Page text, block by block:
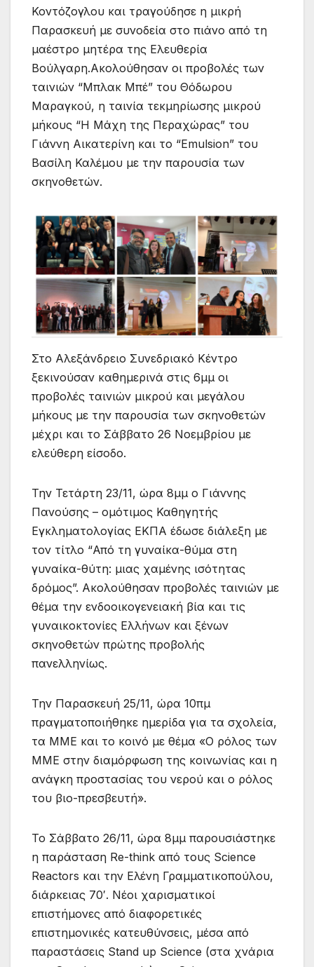
Κοντόζογλου και τραγούδησε η μικρή
Παρασκευή με συνοδεία στο πιάνο από τη
μαέστρο μητέρα της Ελευθερία
Βούλγαρη.Ακολούθησαν οι προβολές των
ταινιών “Μπλακ Μπέ” του Θόδωρου
Μαραγκού, η ταινία τεκμηρίωσης μικρού
μήκους “Η Μάχη της Περαχώρας” του
Γιάννη Αικατερίνη και το “Emulsion” του
Βασίλη Καλέμου με την παρουσία των
σκηνοθετών.
Στο Αλεξάνδρειο Συνεδριακό Κέντρο
ξεκινούσαν καθημερινά στις 6μμ οι
προβολές ταινιών μικρού και μεγάλου
μήκους με την παρουσία των σκηνοθετών
μέχρι και το Σάββατο 26 Νοεμβρίου με
ελεύθερη είσοδο.
Την Τετάρτη 23/11, ώρα 8μμ ο Γιάννης
Πανούσης – ομότιμος Καθηγητής
Εγκληματολογίας ΕΚΠΑ έδωσε διάλεξη με
τον τίτλο “Από τη γυναίκα-θύμα στη
γυναίκα-θύτη: μιας χαμένης ισότητας
δρόμος”. Ακολούθησαν προβολές ταινιών με
θέμα την ενδοοικογενειακή βία και τις
γυναικοκτονίες Ελλήνων και ξένων
σκηνοθετών πρώτης προβολής
πανελληνίως.
Την Παρασκευή 25/11, ώρα 10πμ
πραγματοποιήθηκε ημερίδα για τα σχολεία,
τα MME και το κοινό με θέμα «Ο ρόλος των
ΜΜΕ στην διαμόρφωση της κοινωνίας και η
ανάγκη προστασίας του νερού και ο ρόλος
του βιο-πρεσβευτή».
Το Σάββατο 26/11, ώρα 8μμ παρουσιάστηκε
η παράσταση Re-think από τους Science
Reactors και την Ελένη Γραμματικοπούλου,
διάρκειας 70′. Νέοι χαρισματικοί
επιστήμονες από διαφορετικές
επιστημονικές κατευθύνσεις, μέσα από
παραστάσεις Stand up Science (στα χνάρια